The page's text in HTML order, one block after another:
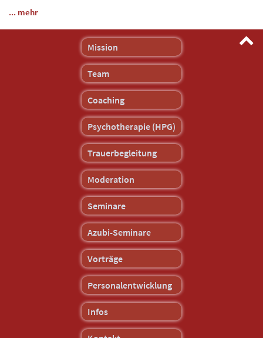
... mehr
Mission
Team
Coaching
Psychotherapie (HPG)
Trauerbegleitung
Moderation
Seminare
Azubi-Seminare
Vorträge
Personalentwicklung
Infos